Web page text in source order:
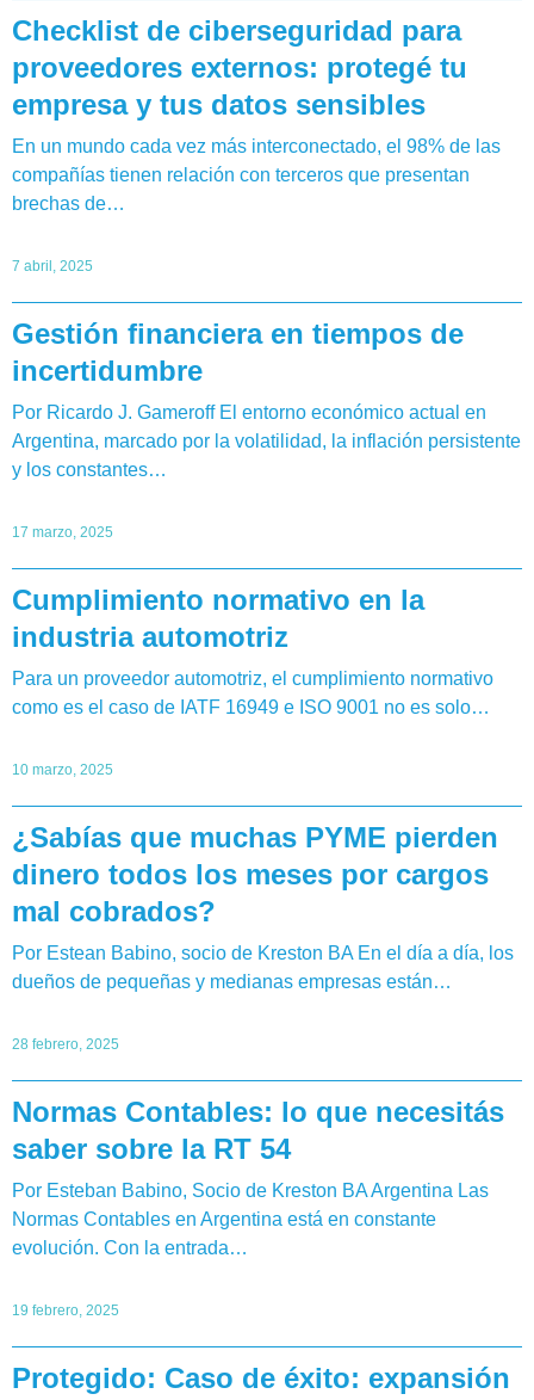
Checklist de ciberseguridad para
proveedores externos: protegé tu
empresa y tus datos sensibles
En un mundo cada vez más interconectado, el 98% de las
compañías tienen relación con terceros que presentan
brechas de…
7 abril, 2025
Gestión financiera en tiempos de
incertidumbre
Por Ricardo J. Gameroff El entorno económico actual en
Argentina, marcado por la volatilidad, la inflación persistente
y los constantes…
17 marzo, 2025
Cumplimiento normativo en la
industria automotriz
Para un proveedor automotriz, el cumplimiento normativo
como es el caso de IATF 16949 e ISO 9001 no es solo…
10 marzo, 2025
¿Sabías que muchas PYME pierden
dinero todos los meses por cargos
mal cobrados?
Por Estean Babino, socio de Kreston BA En el día a día, los
dueños de pequeñas y medianas empresas están…
28 febrero, 2025
Normas Contables: lo que necesitás
saber sobre la RT 54
Por Esteban Babino, Socio de Kreston BA Argentina Las
Normas Contables en Argentina está en constante
evolución. Con la entrada…
19 febrero, 2025
Protegido: Caso de éxito: expansión